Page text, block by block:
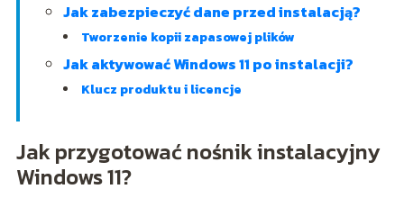
Jak zabezpieczyć dane przed instalacją?
Tworzenie kopii zapasowej plików
Jak aktywować Windows 11 po instalacji?
Klucz produktu i licencje
Jak przygotować nośnik instalacyjny
Windows 11?